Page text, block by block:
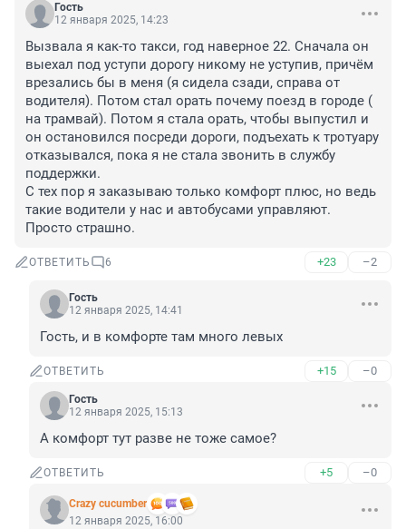
Гость
12 января 2025, 14:23
Вызвала я как-то такси, год наверное 22. Сначала он
выехал под уступи дорогу никому не уступив, причём
врезались бы в меня (я сидела сзади, справа от
водителя). Потом стал орать почему поезд в городе (
на трамвай). Потом я стала орать, чтобы выпустил и
он остановился посреди дороги, подъехать к тротуару
отказывался, пока я не стала звонить в службу
поддержки.
С тех пор я заказываю только комфорт плюс, но ведь
такие водители у нас и автобусами управляют.
Просто страшно.
ОТВЕТИТЬ 6 +23 –2
Гость
12 января 2025, 14:41
Гость, и в комфорте там много левых
ОТВЕТИТЬ +15 –0
Гость
12 января 2025, 15:13
А комфорт тут разве не тоже самое?
ОТВЕТИТЬ +5 –0
Crazy cucumber
12 января 2025, 16:00